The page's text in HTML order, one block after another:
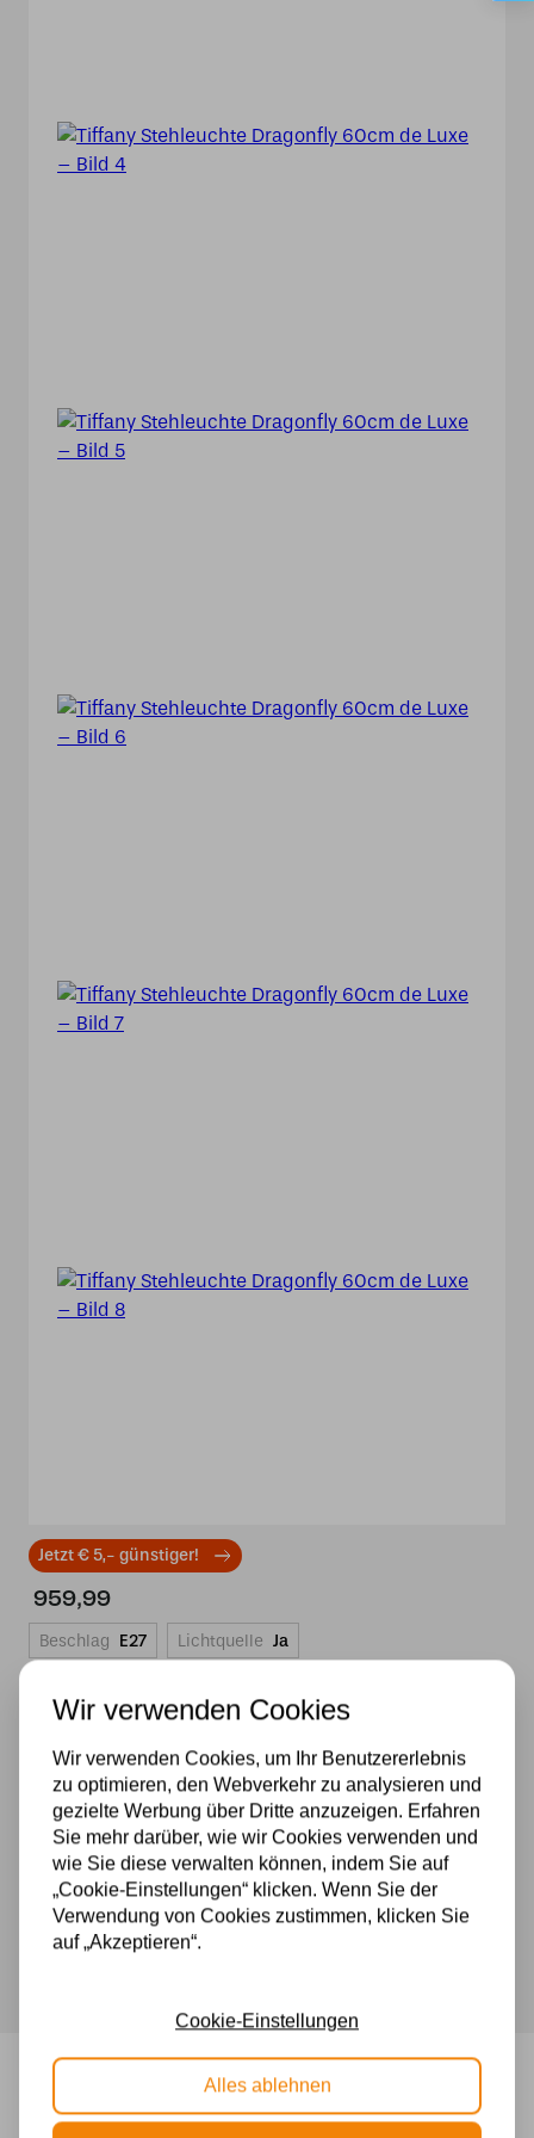
Jetzt € 5,- günstiger!
Die Lieferzeit beträgt 1 - 7 Tage
959,99
Beschlag E27 Lichtquelle Ja
Tiffany
Stehleuchte
Dragonfly
60cm
de
Luxe
Menge
500 m2 großes Lampengeschäft in Rijssen
Experten für Lampen seit 70 Jahren
Kostenloser Versand in Deutschland ab 99 €
Kostenlose Lichtquellen inklusive
Sichere Zahlung im Anschluss mit Klarna
Tiffany Stehleuchte Dragonfly
60cm de Luxe
Wir verwenden Cookies
Wir verwenden Cookies, um Ihr Benutzererlebnis
zu optimieren, den Webverkehr zu analysieren und
gezielte Werbung über Dritte anzuzeigen. Erfahren
Sie mehr darüber, wie wir Cookies verwenden und
wie Sie diese verwalten können, indem Sie auf
„Cookie-Einstellungen“ klicken. Wenn Sie der
Verwendung von Cookies zustimmen, klicken Sie
auf „Akzeptieren“.
Cookie-Einstellungen
Alles ablehnen